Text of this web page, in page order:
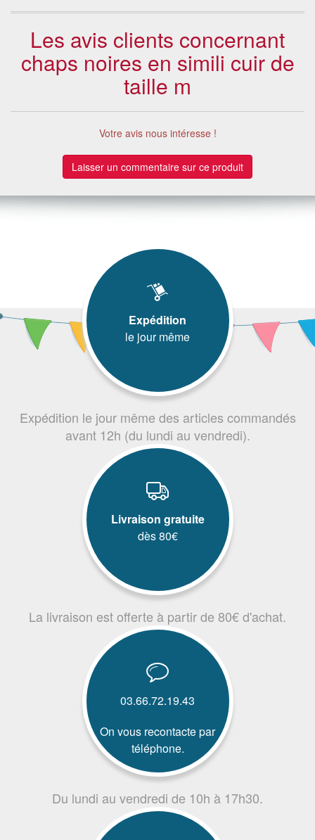
Les avis clients concernant
chaps noires en simili cuir de
taille m
Votre avis nous intéresse !
Laisser un commentaire sur ce produit
Expédition
le jour même
Expédition le jour même des articles commandés
avant 12h (du lundi au vendredi).
Livraison gratuite
dès 80€
La livraison est offerte à partir de 80€ d'achat.
03.66.72.19.43
On vous recontacte par
téléphone.
Du lundi au vendredi de 10h à 17h30.